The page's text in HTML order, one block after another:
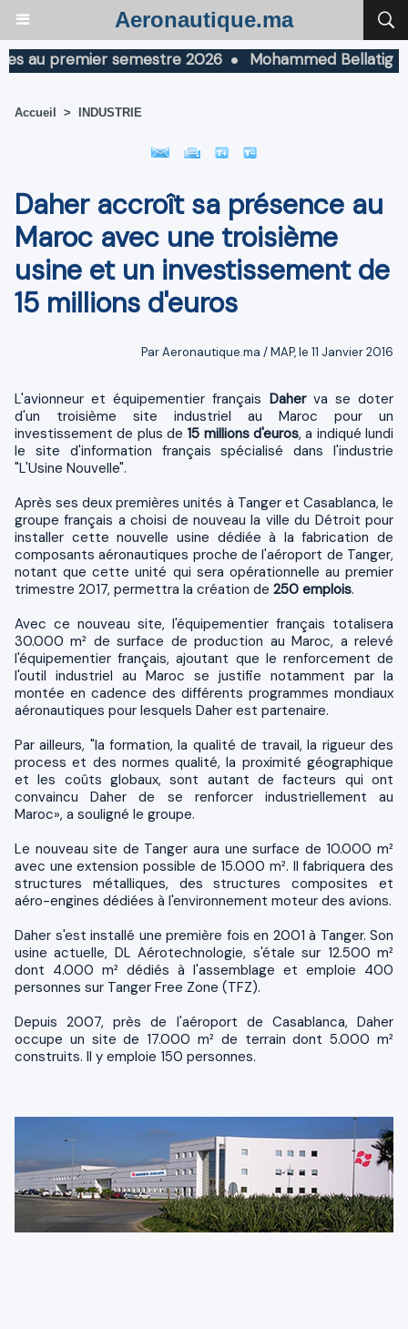
Aeronautique.ma
premier semestre 2026 Mohammed Bellatig prend
Accueil > INDUSTRIE
Daher accroît sa présence au
Maroc avec une troisième
usine et un investissement de
15 millions d'euros
Par Aeronautique.ma / MAP, le 11 Janvier 2016
L'avionneur et équipementier français Daher va se doter
d'un troisième site industriel au Maroc pour un
investissement de plus de 15 millions d'euros, a indiqué lundi
le site d'information français spécialisé dans l'industrie
"L'Usine Nouvelle".
Après ses deux premières unités à Tanger et Casablanca, le
groupe français a choisi de nouveau la ville du Détroit pour
installer cette nouvelle usine dédiée à la fabrication de
composants aéronautiques proche de l'aéroport de Tanger,
notant que cette unité qui sera opérationnelle au premier
trimestre 2017, permettra la création de 250 emplois.
Avec ce nouveau site, l'équipementier français totalisera
30.000 m² de surface de production au Maroc, a relevé
l'équipementier français, ajoutant que le renforcement de
l'outil industriel au Maroc se justifie notamment par la
montée en cadence des différents programmes mondiaux
aéronautiques pour lesquels Daher est partenaire.
Par ailleurs, "la formation, la qualité de travail, la rigueur des
process et des normes qualité, la proximité géographique
et les coûts globaux, sont autant de facteurs qui ont
convaincu Daher de se renforcer industriellement au
Maroc», a souligné le groupe.
Le nouveau site de Tanger aura une surface de 10.000 m²
avec une extension possible de 15.000 m². Il fabriquera des
structures métalliques, des structures composites et
aéro-engines dédiées à l'environnement moteur des avions.
Daher s'est installé une première fois en 2001 à Tanger. Son
usine actuelle, DL Aérotechnologie, s'étale sur 12.500 m²
dont 4.000 m² dédiés à l'assemblage et emploie 400
personnes sur Tanger Free Zone (TFZ).
Depuis 2007, près de l'aéroport de Casablanca, Daher
occupe un site de 17.000 m² de terrain dont 5.000 m²
construits. Il y emploie 150 personnes.